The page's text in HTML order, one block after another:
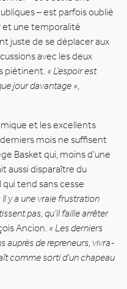
– est parfois oublié
et une temporalité
juste de se déplacer aux
avec les deux
piétinent. « L’espoir est
jour davantage »
et les excellents
mois ne suffisent
Basket qui, moins d’une
aussi disparaître du
tend sans cesse
Il y a une vraie frustration
pas, qu’il faille arrêter
Ancion. « Les derniers
auprès de repreneurs, vivra-
comme sorti d’un chapeau